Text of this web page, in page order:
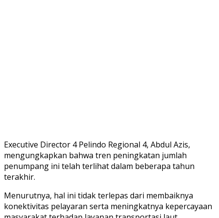
Executive Director 4 Pelindo Regional 4, Abdul Azis,
mengungkapkan bahwa tren peningkatan jumlah
penumpang ini telah terlihat dalam beberapa tahun
terakhir.
Menurutnya, hal ini tidak terlepas dari membaiknya
konektivitas pelayaran serta meningkatnya kepercayaan